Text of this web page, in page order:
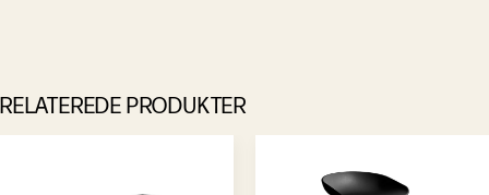
RELATEREDE PRODUKTER